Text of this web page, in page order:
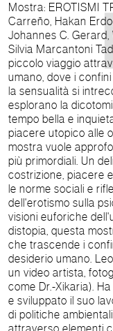
Mostra: EROTISMI TRA
Carreño, Hakan
Johannes C.
Silvia Marcantoni Taddei. Questa mostra vuole
piccolo viaggio
umano, dove i
la sensualità si
esplorano la
tempo bella e
piacere utopico alle
mostra vuole
più primordiali. Un
costrizione, piacere
le norme sociali e
dell'erotismo sulla
visioni euforiche
distopia, questa
che trascende i
desiderio umano. Leo Carreño (Bogota, Colombia, 1979) è
un video artista,
come Dr.-Xikaria).
e sviluppato il suo
di politiche